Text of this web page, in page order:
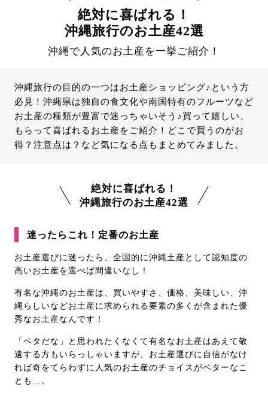
絶対に喜ばれる！
沖縄旅行のお土産42選
沖縄で人気のお土産を一挙ご紹介！
沖縄旅行の目的の一つはお土産ショッピング♪という方
必見！沖縄県は独自の食文化や南国特有のフルーツなど
お土産の種類が豊富で迷っちゃいそう♪買って嬉しい、
もらって喜ばれるお土産をご紹介！どこで買うのがお
得？注意点は？など気になる点もまとめてみました。
絶対に喜ばれる！
沖縄旅行のお土産42選
迷ったらこれ！定番のお土産
お土産選びに迷ったら、全国的に沖縄土産として認知度の
高いお土産を選べば間違いなし！
有名な沖縄のお土産は、買いやすさ、価格、美味しい、沖
縄らしいなどお土産に求められる要素の多くが含まれた優
秀なお土産なんです！
「ベタだな」と思われたくなくて有名なお土産はあえて敬
遠する方もいらっしゃいますが、お土産選びに自信がなけ
れば奇をてらわずに人気のお土産のチョイスがベターなこ
とも…。